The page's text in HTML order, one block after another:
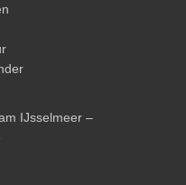
IJsselmeer –